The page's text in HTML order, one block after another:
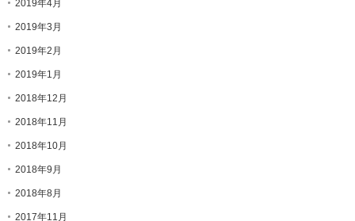
2019年4月
2019年3月
2019年2月
2019年1月
2018年12月
2018年11月
2018年10月
2018年9月
2018年8月
2017年11月